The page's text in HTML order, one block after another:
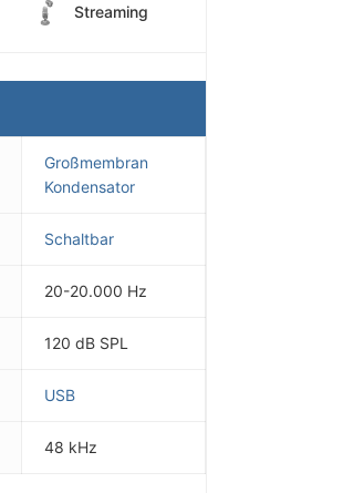
Streaming
Großmembran
Kondensator
Schaltbar
20-20.000 Hz
120 dB SPL
USB
48 kHz